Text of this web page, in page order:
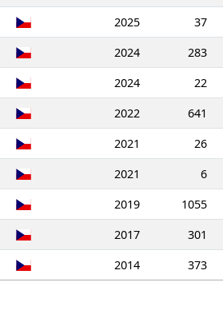
2025 37
2024 283
2024 22
2022 641
2021 26
2021 6
2019 1055
2017 301
2014 373